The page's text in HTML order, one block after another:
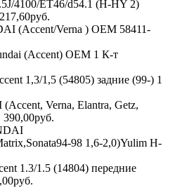
4100/ET46/d54.1 (H-HY 2)
(Accent/Verna ) OEM 58411-
(Accent) OEM 1 К-т
1,3/1,5 (54805) задние (99-) 1
Verna, Elantra, Getz,
98 1,6-2,0)Yulim H-
1.3/1.5 (14804) передние